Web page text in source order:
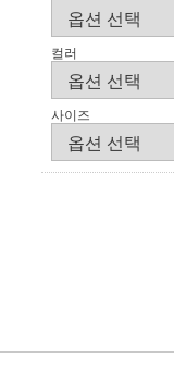
컬러
사이즈